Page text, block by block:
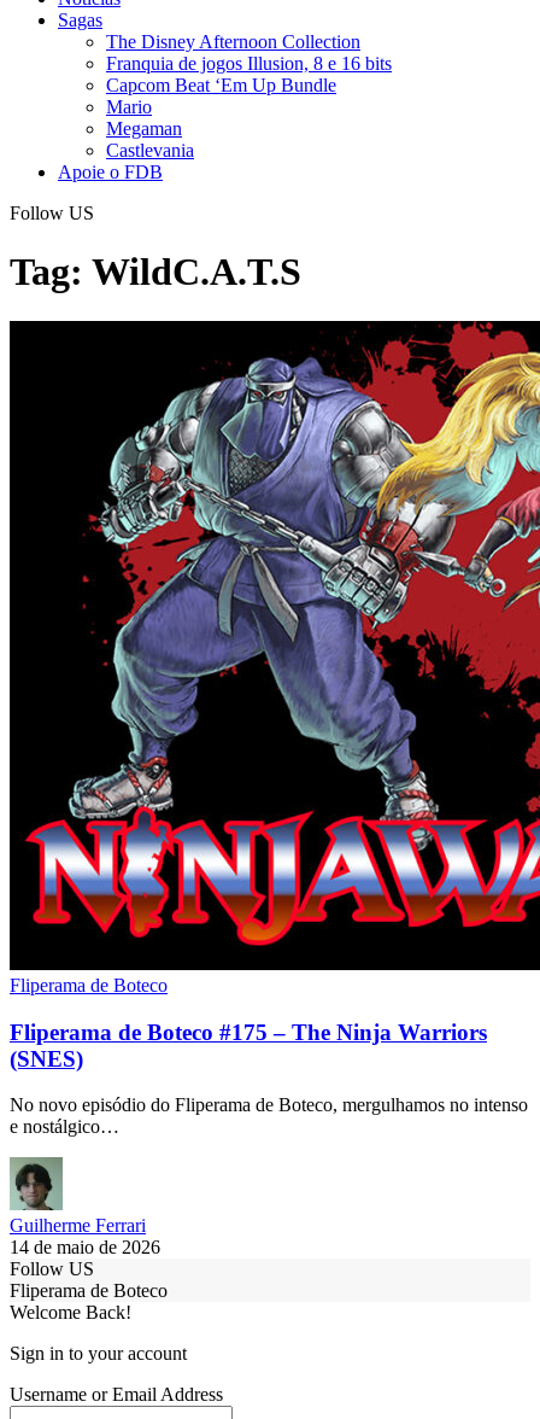
Sagas
The Disney Afternoon Collection
Franquia de jogos Illusion, 8 e 16 bits
Capcom Beat ‘Em Up Bundle
Mario
Megaman
Castlevania
Apoie o FDB
Follow US
Tag: WildC.A.T.S
Fliperama de Boteco
Fliperama de Boteco #175 – The Ninja Warriors
(SNES)
No novo episódio do Fliperama de Boteco, mergulhamos no intenso
e nostálgico…
Guilherme Ferrari
14 de maio de 2026
Follow US
Fliperama de Boteco
Welcome Back!
Sign in to your account
Username or Email Address